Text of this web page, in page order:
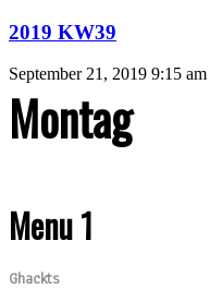
2019 KW39
September 21, 2019 9:15 am
Montag
Menu 1
Ghackts